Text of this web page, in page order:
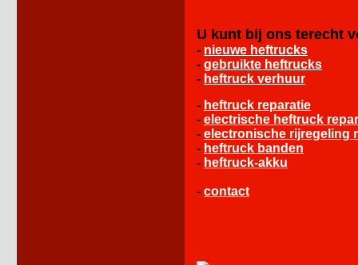
U kunt bij ons terecht
- nieuwe heftrucks
- gebruikte heftrucks
- heftruck verhuur
- heftruck reparatie
- electrische heftruck
- electronische rijregeling
- heftruck banden
- heftruck-akku
- contact